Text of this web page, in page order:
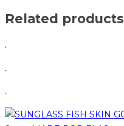
Related products
.
.
.